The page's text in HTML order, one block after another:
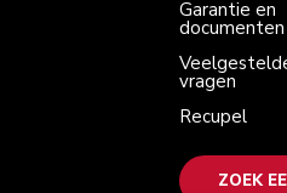
Garantie en
documenten
vragen
Recupel
ZOEK